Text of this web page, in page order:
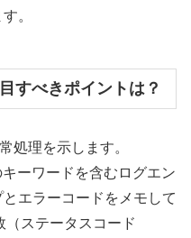
。
すべきポイントは？
処理を示します。
ーワードを含むログエン
エラーコードをメモして
（ステータスコード